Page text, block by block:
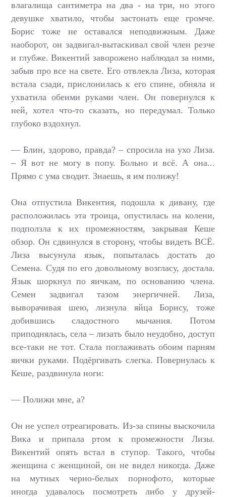
влагалища сантиметра на два - на три, но этого
девушке хватило, чтобы застонать еще громче.
Борис тоже не оставался неподвижным. Даже
наоборот, он задвигал-вытаскивал свой член резче
и глубже. Викентий заворожено наблюдал за ними,
забыв про все на свете. Его отвлекла Лиза, которая
встала сзади, прислонилась к его спине, обняла и
ухватила обеими руками член. Он повернулся к
ней, хотел что-то сказать, но передумал. Только
глубоко вздохнул.
— Блин, здорово, правда? – спросила на ухо Лиза.
– Я вот не могу в попу. Больно и всё. А она...
Прямо с ума сводит. Знаешь, я им полижу!
Она отпустила Викентия, подошла к дивану, где
расположилась эта троица, опустилась на колени,
подползла к их промежностям, закрывая Кеше
обзор. Он сдвинулся в сторону, чтобы видеть ВСЁ.
Лиза высунула язык, попыталась достать до
Семена. Судя по его довольному возгласу, достала.
Язык шоркнул по яичкам, по основанию члена.
Семен задвигал тазом энергичней. Лиза,
выворачивая шею, лизнула яйца Борису, тоже
добившись сладостного мычания. Потом
приподнялась, села – лизать было неудобно, доступ
все-таки не тот. Стала поглаживать обоим парням
яички руками. Подёргивать слегка. Повернулась к
Кеше, раздвинула ноги:
— Полижи мне, а?
Он не успел отреагировать. Из-за спины выскочила
Вика и припала ртом к промежности Лизы.
Викентий опять встал в ступор. Такого, чтобы
женщина с женщиной, он не видел никогда. Даже
на мутных черно-белых порнофото, которые
иногда удавалось посмотреть либо у друзей-